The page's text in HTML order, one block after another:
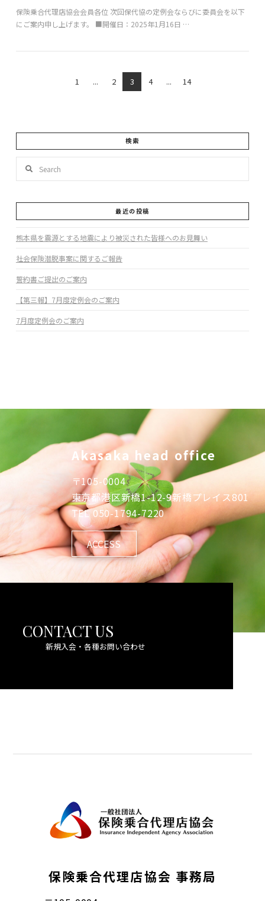
保険乗合代理店協会会員各位 次回保代協の定例会ならびに委員会を以下
にご案内申し上げます。 ■開催日：2025年1月16日 …
1 ... 2 3 4 ... 14
検索
最近の投稿
熊本県を震源とする地震により被災された皆様へのお見舞い
社会保険潜脱事案に関するご報告
誓約書ご提出のご案内
【第三報】7月度定例会のご案内
7月度定例会のご案内
Akasaka head office
〒105-0004
東京都港区新橋1-12-9新橋プレイス801
TEL050-1794-7220
ACCESS
CONTACT US
新規入会・各種お問い合わせ
保険乗合代理店協会 事務局